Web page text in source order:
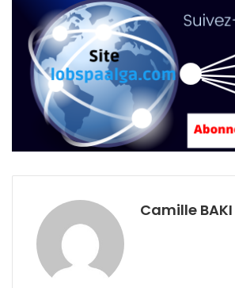
Camille BAKI